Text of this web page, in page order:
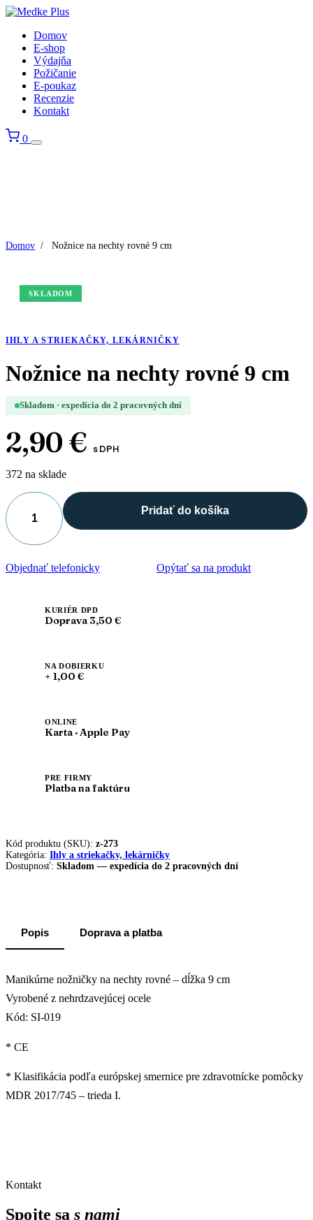
Domov
E-shop
Výdajňa
Požičanie
E-poukaz
Recenzie
Kontakt
0
Domov / Nožnice na nechty rovné 9 cm
SKLADOM
IHLY A STRIEKAČKY, LEKÁRNIČKY
Nožnice na nechty rovné 9 cm
Skladom · expedícia do 2 pracovných dní
2,90 € s DPH
372 na sklade
množstvo
Nožnice
nechty
rovné
Pridať do košíka
Objednať telefonicky Opýtať sa na produkt
KURIÉR DPD
Doprava 3,50 €
NA DOBIERKU
+ 1,00 €
ONLINE
Karta · Apple Pay
PRE FIRMY
Platba na faktúru
Kód produktu (SKU): z-273
Kategória: Ihly a striekačky, lekárničky
Dostupnosť: Skladom — expedícia do 2 pracovných dní
Popis Doprava a platba
Manikúrne nožničky na nechty rovné – dĺžka 9 cm
Vyrobené z nehrdzavejúcej ocele
Kód: SI-019
* CE
* Klasifikácia podľa európskej smernice pre zdravotnícke pomôcky
MDR 2017/745 – trieda I.
Kontakt
Spojte sa s nami